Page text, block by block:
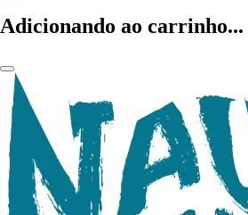
Adicionando ao carrinho...